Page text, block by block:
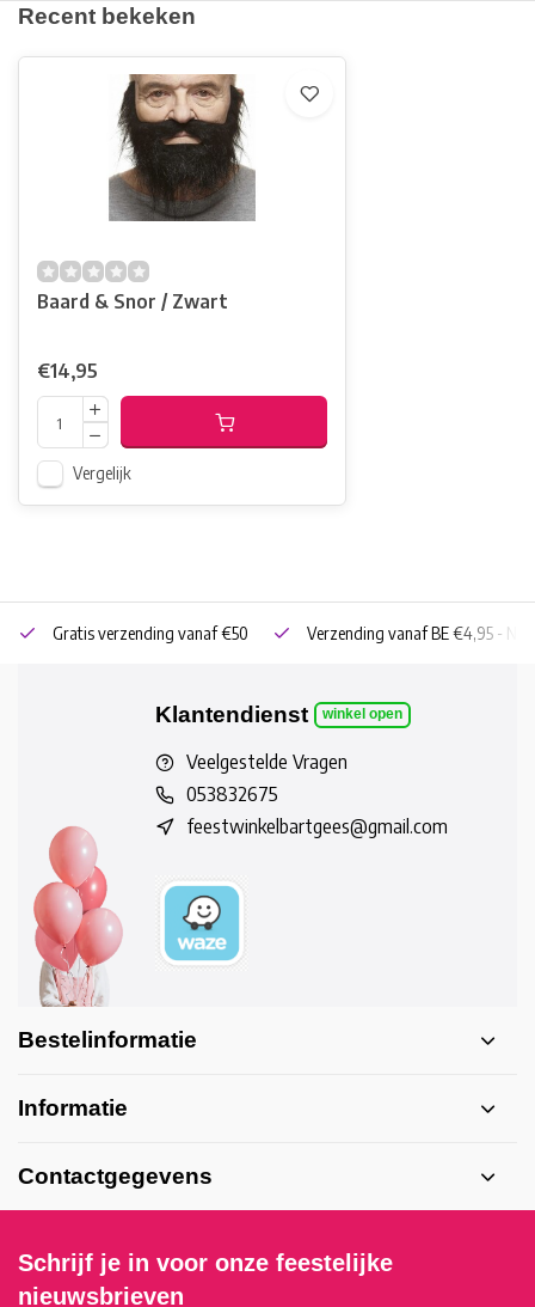
Recent bekeken
Baard & Snor / Zwart
€14,95
Vergelijk
Gratis verzending vanaf €50 Verzending vanaf BE €4,95 - NL
Klantendienst winkel open
Veelgestelde Vragen
053832675
feestwinkelbartgees@gmail.com
Bestelinformatie
Informatie
Contactgegevens
Schrijf je in voor onze feestelijke
nieuwsbrieven